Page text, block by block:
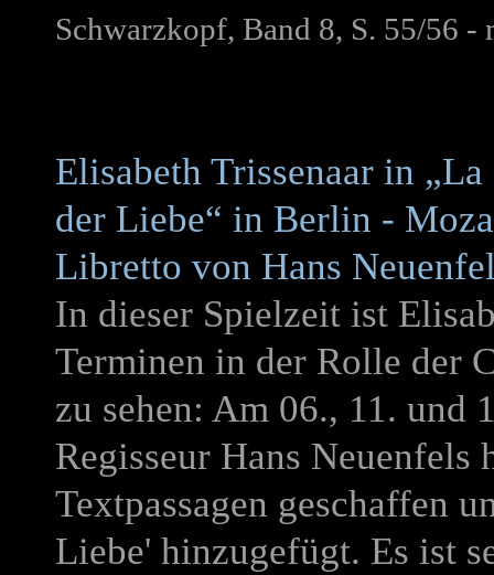
Schwarzkopf, Band 8, S. 55/56
Elisabeth Trissenaar in
der Liebe“ in Berlin -
Libretto von Hans
In dieser Spielzeit ist
Terminen in der Rolle der
zu sehen: Am 06., 11.
Regisseur Hans
Textpassagen geschaffen
Liebe' hinzugefügt. Es ist